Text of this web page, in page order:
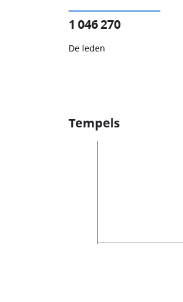
1 046 270
De leden
Tempels